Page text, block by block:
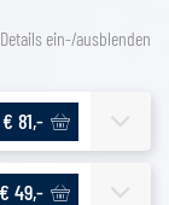
ein-/ausblenden
€ 81,-
€ 49,-